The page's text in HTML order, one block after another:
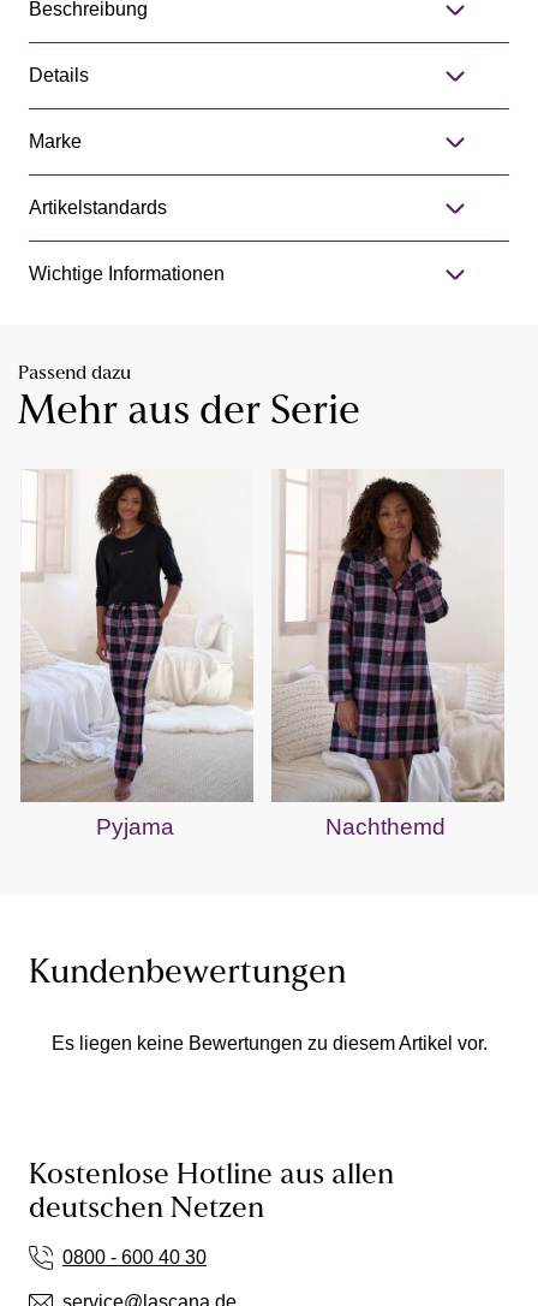
Beschreibung
Details
Marke
Artikelstandards
Wichtige Informationen
Passend dazu
Mehr aus der Serie
Pyjama Nachthemd
Kundenbewertungen
Es liegen keine Bewertungen zu diesem Artikel vor.
Kostenlose Hotline aus allen
deutschen Netzen
0800 - 600 40 30